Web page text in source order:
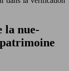
la nue-